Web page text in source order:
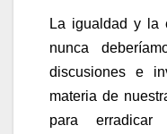
La igualdad y la
nunca
discusiones e
materia de
para